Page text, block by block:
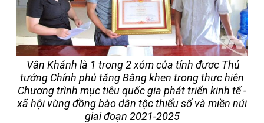
Vân Khánh là 1 trong 2 xóm của tỉnh được Thủ
tướng Chính phủ tặng Bằng khen trong thực hiện
Chương trình mục tiêu quốc gia phát triển kinh tế -
xã hội vùng đồng bào dân tộc thiểu số và miền núi
giai đoạn 2021-2025